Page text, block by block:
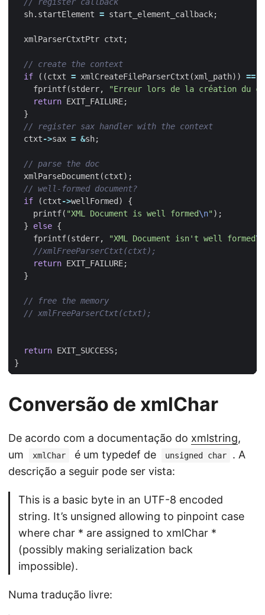
sh. startElement = start_element_callback;
xmlParserCtxtPtr ctxt ;
if
((ctxt = xmlCreateFileParserCtxt (xml_path)) ==
fprintf(stderr,
"Erreur lors de la création du
return EXIT_FAILURE;
}
ctxt->sax = &sh;
xmlParseDocument (ctxt);
if
(ctxt->wellFormed )
{
printf( "XML Document is well formed\n");
}
else {
fprintf(stderr, "XML Document isn't well formed\n
return EXIT_FAILURE;
}
return EXIT_SUCCESS;
}
Conversão de xmlChar
De acordo com a documentação do xmlstring,
um
xmlChar é um typedef de unsigned char
. A
descrição a seguir pode ser vista:
This is a basic byte in an UTF-8 encoded
string. It’s unsigned allowing to pinpoint case
where char * are assigned to xmlChar *
(possibly making serialization back
impossible).
Numa tradução livre: